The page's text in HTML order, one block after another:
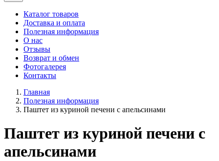
Каталог товаров
Доставка и оплата
Полезная информация
О нас
Отзывы
Возврат и обмен
Фотогалерея
Контакты
Главная
Полезная информация
Паштет из куриной печени с апельсинами
Паштет из куриной печени с
апельсинами